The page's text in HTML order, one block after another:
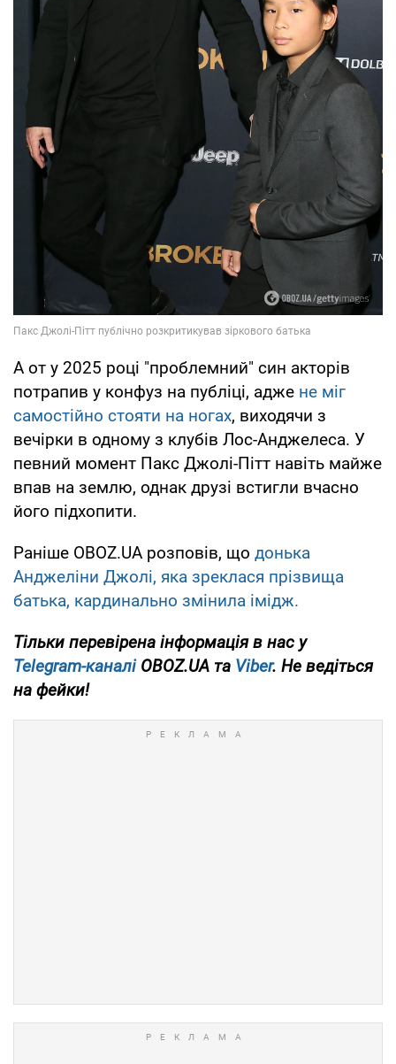
А от у 2025 році "проблемний" син акторів
потрапив у конфуз на публіці, адже не міг
самостійно стояти на ногах, виходячи з
вечірки в одному з клубів Лос-Анджелеса. У
певний момент Пакс Джолі-Пітт навіть майже
впав на землю, однак друзі встигли вчасно
його підхопити.
Раніше OBOZ.UA розповів, що донька
Анджеліни Джолі, яка зреклася прізвища
батька, кардинально змінила імідж.
Тільки перевірена інформація в нас у
Telegram-каналіOBOZ.UA та Viber. Не ведіться
на фейки!